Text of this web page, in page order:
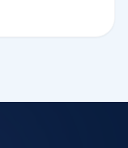
faire aux